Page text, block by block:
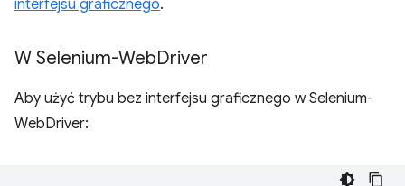
interfejsu graficznego.
W Selenium-WebDriver
Aby użyć trybu bez interfejsu graficznego w Selenium-
WebDriver: